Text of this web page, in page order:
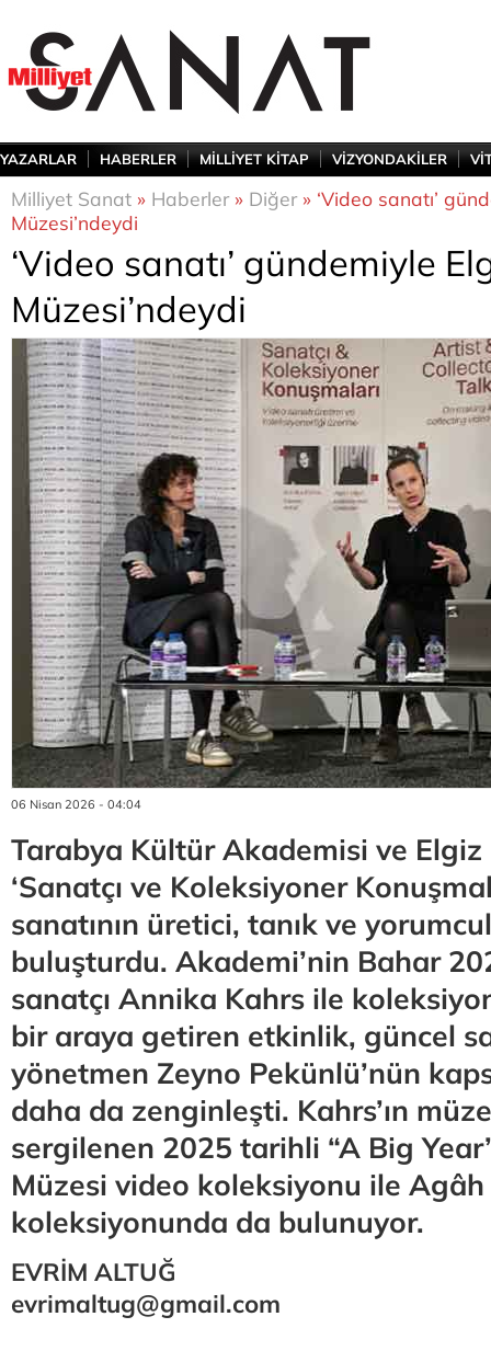
YAZARLAR HABERLER MİLLİYET KİTAP VİZYONDAKİLER
Milliyet Sanat » Haberler» Diğer» ‘Video sanatı’
Müzesi’ndeydi
‘Video sanatı’ gündemiyle
Müzesi’ndeydi
06 Nisan 2026 - 04:04
Tarabya Kültür Akademisi ve Elgiz
‘Sanatçı ve Koleksiyoner
sanatının üretici, tanık ve
buluşturdu. Akademi’nin Bahar
sanatçı Annika Kahrs ile
bir araya getiren etkinlik, güncel
yönetmen Zeyno Pekünlü’nün
daha da zenginleşti. Kahrs’ın
sergilenen 2025 tarihli “A Big
Müzesi video koleksiyonu ile Agâh
koleksiyonunda da bulunuyor.
EVRİM ALTUĞ
evrimaltug@gmail.com